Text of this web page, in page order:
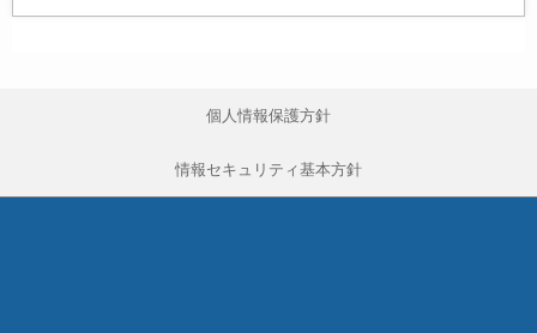
個人情報保護方針
情報セキュリティ基本方針